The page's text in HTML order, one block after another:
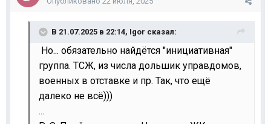
В 21.07.2025 в 22:14, Igor сказал:
Но... обязательно найдётся "инициативная"
группа. ТСЖ, из числа дольшик управдомов,
военных в отставке и пр. Так, что ещё
далеко не всё)))
...